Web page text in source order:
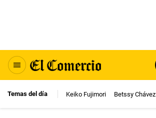
Temas del día Keiko Fujimori Betssy Chávez